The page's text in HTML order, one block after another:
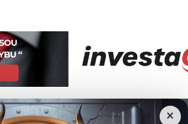
patřící společnosti Beiersdorf,
patřící společnosti Beiersdorf,
×